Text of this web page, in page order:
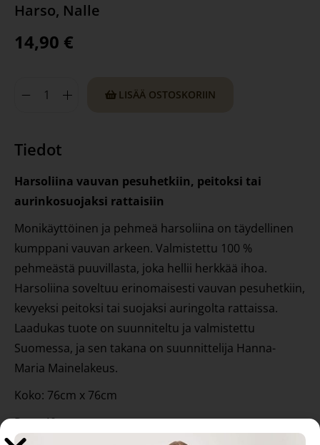
Harso, Nalle
14,90 €
LISÄÄ OSTOSKORIIN
Tiedot
Harsoliina vauvan pesuhetkiin, peitoksi tai
aurinkosuojaksi rattaisiin
Monikäyttöinen ja pehmeä harsoliina on täydellinen
kumppani vauvan arkeen. Valmistettu 100 %
pehmeästä puuvillasta, joka hellii herkkää ihoa.
Harsoliina soveltuu erinomaisesti vauvan pesuhetkiin,
kevyeksi peitoksi tai suojaksi auringolta rattaissa.
Laadukas tuote on suunniteltu ja valmistettu
Suomessa, ja sen takana on suunnittelija Hanna-
Maria Mainelakeus.
Koko: 76cm x 76cm
Pesu 40 asteessa.